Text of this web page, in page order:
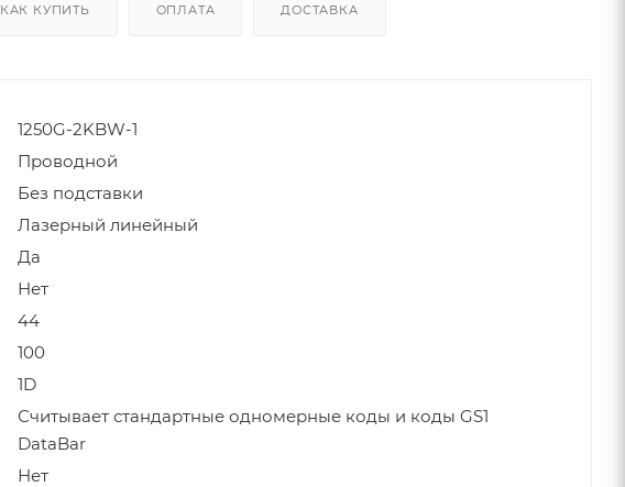
КАК КУПИТЬ ОПЛАТА ДОСТАВКА
1250G-2KBW-1
Проводной
Без подставки
Лазерный линейный
Да
Нет
44
100
1D
Считывает стандартные одномерные коды и коды GS1
DataBar
Нет